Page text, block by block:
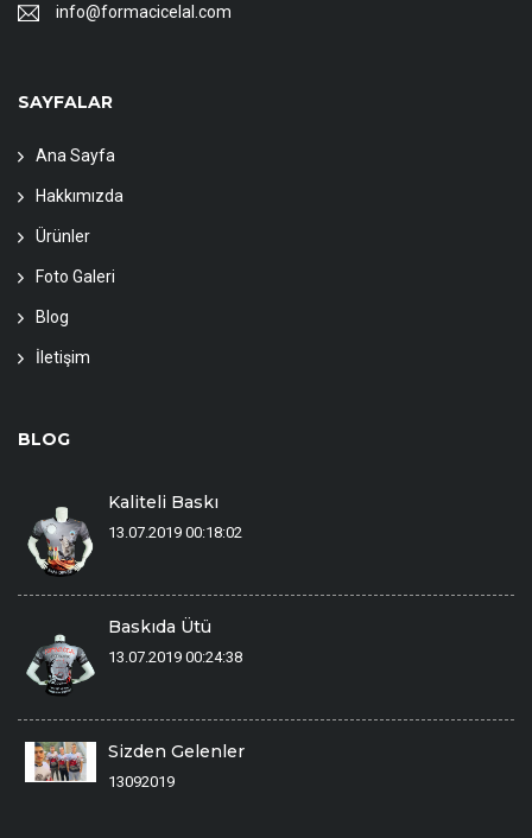
info@formacicelal.com
SAYFALAR
Ana Sayfa
Hakkımızda
Ürünler
Foto Galeri
Blog
İletişim
BLOG
Kaliteli Baskı
13.07.2019 00:18:02
Baskıda Ütü
13.07.2019 00:24:38
Sizden Gelenler
13092019